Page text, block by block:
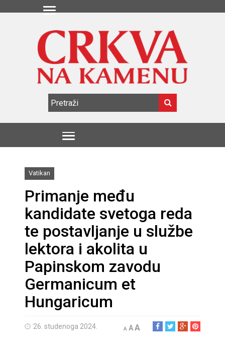
Vatikan
Primanje među
kandidate svetoga reda
te postavljanje u službe
lektora i akolita u
Papinskom zavodu
Germanicum et
Hungaricum
26. studenoga 2024. A AA